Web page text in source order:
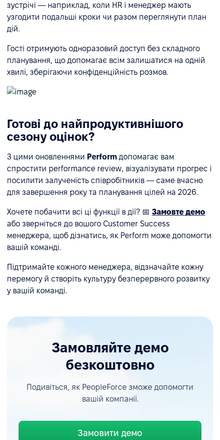
зустрічі — наприклад, коли HR і менеджер мають
узгодити подальші кроки чи разом переглянути план
дій.
Гості отримують одноразовий доступ без складного
планування, що допомагає всім залишатися на одній
хвилі, зберігаючи конфіденційність розмов.
Готові до найпродуктивнішого
сезону оцінок?
З цими оновленнями Perform допомагає вам
спростити performance review, візуалізувати прогрес і
посилити залученість співробітників — саме вчасно
для завершення року та планування цілей на 2026.
Хочете побачити всі ці функції в дії? 📅 Замовте демо
або зверніться до вошого Customer Success
менеджера, щоб дізнатись, як Perform може допомогти
вашій команді.
Підтримайте кожного менеджера, відзначайте кожну
перемогу й створіть культуру безперервного розвитку
у вашій команді.
Замовляйте демо
безкоштовно
Подивіться, як PeopleForce зможе допомогти
вашій компанії.
Замовити демо